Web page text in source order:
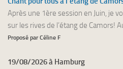
Après une 1ère session en Juin, je
sur les rives de l’étang de Camors!
Proposé par Céline F
19/08/2026 à Hamburg